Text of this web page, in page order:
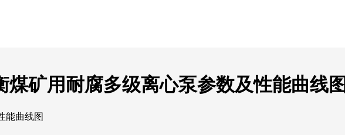
煤矿用耐腐多级离心泵参数及性能曲线图
能曲线图